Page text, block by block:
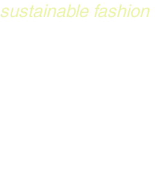
sustainable fashion